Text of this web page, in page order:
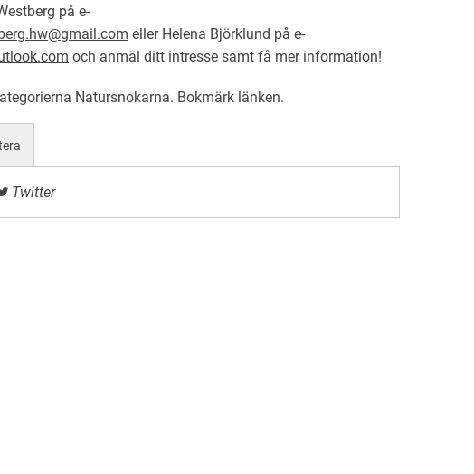
på e-
eller Helena Björklund på e-
och anmäl ditt intresse samt få mer information!
Natursnokarna. Bokmärk länken.
Twitter